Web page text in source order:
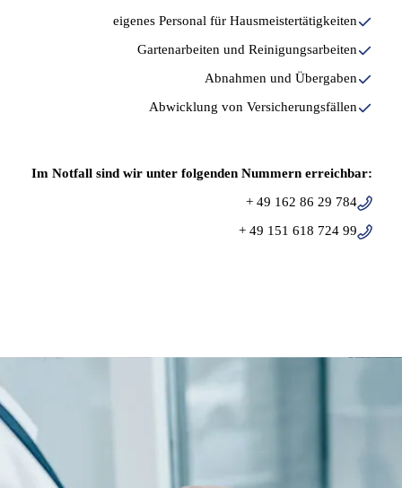
eigenes Personal für Hausmeistertätigkeiten
Gartenarbeiten und Reinigungsarbeiten
Abnahmen und Übergaben
Abwicklung von Versicherungsfällen
Im Notfall sind wir unter folgenden Nummern erreichbar:
+ 49 162 86 29 784
+ 49 151 618 724 99